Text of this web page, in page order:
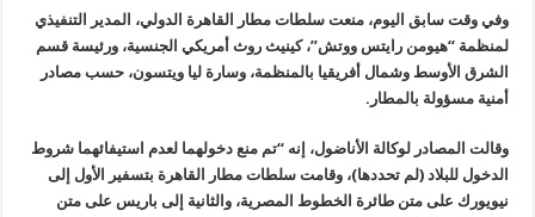
وفي وقت سابق اليوم، منعت سلطات مطار القاهرة الدولي، المدير التنفيذي
لمنظمة “هيومن رايتس ووتش”، كينيث روث أمريكي الجنسية، ورئيسة قسم
الشرق الأوسط وشمال أفريقيا بالمنظمة، وسارة ليا ويتسون، حسب مصادر
أمنية مسؤولة بالمطار .
وقالت المصادر لوكالة الأناضول، إنه “تم منع دخولهما لعدم استيفائهما شروط
الدخول للبلاد (لم تحددها)، وقامت سلطات مطار القاهرة بتسفير الأول إلى
نيويورك على متن طائرة الخطوط المصرية، والثانية إلى باريس على متن